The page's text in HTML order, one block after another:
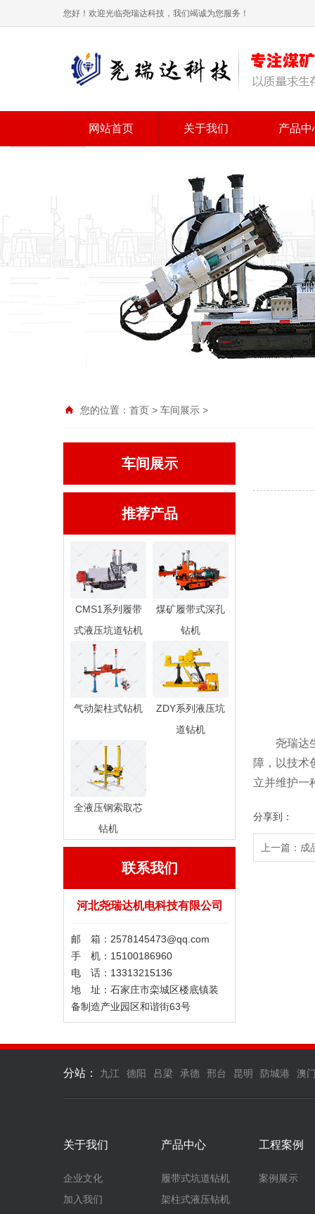
您好！欢迎光临尧瑞达科技，我们竭诚为您服务！
网站首页 关于我们 产品中
您的位置： 首页 > 车间展示 >
车间展示
推荐产品
CMS1系列履带
式液压坑道钻机
煤矿履带式深孔
钻机
气动架柱式钻机
ZDY系列液压坑
道钻机
全液压钢索取芯
钻机
联系我们
河北尧瑞达机电科技有限公司
邮 箱：2578145473@qq.com
手 机：15100186960
电 话：13313215136
地 址：石家庄市栾城区楼底镇装
备制造产业园区和谐街63号
尧瑞达生
障，以技术
立并维护一
分享到：
上一篇：
分站： 九江 德阳 吕梁 承德 邢台 昆明 防城港 澳
关于我们
企业文化
加入我们
产品中心
履带式坑道钻机
架柱式液压钻机
工程案例
案例展示